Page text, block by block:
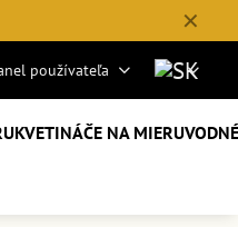
✕
používateľa
KVETINÁČE NA MIERU